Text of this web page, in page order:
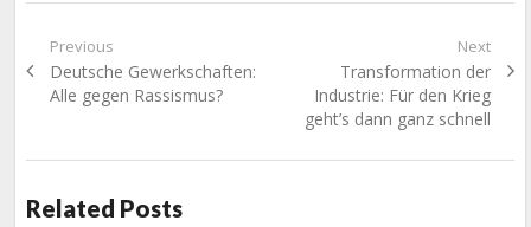
Beitragsnavigation
Previous
Previous
post:
Deutsche Gewerkschaften:
Alle gegen Rassismus?
Next
Next
post:
Transformation der
Industrie: Für den Krieg
geht’s dann ganz schnell
Related Posts